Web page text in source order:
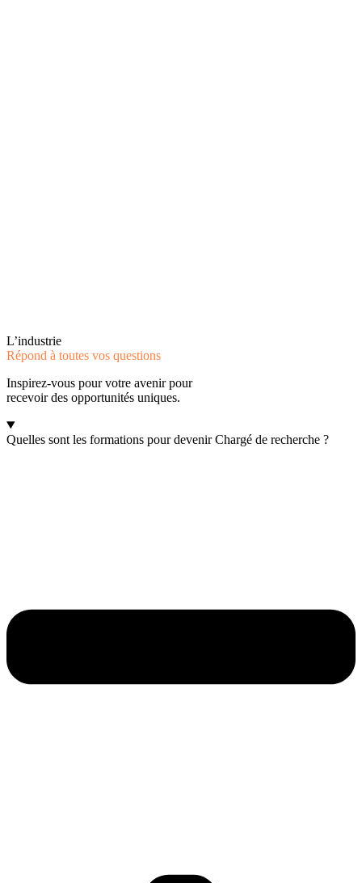
L’industrie
Répond à toutes vos questions
Inspirez-vous pour votre avenir pour
recevoir des opportunités uniques.
Quelles sont les formations pour devenir Chargé de recherche ?